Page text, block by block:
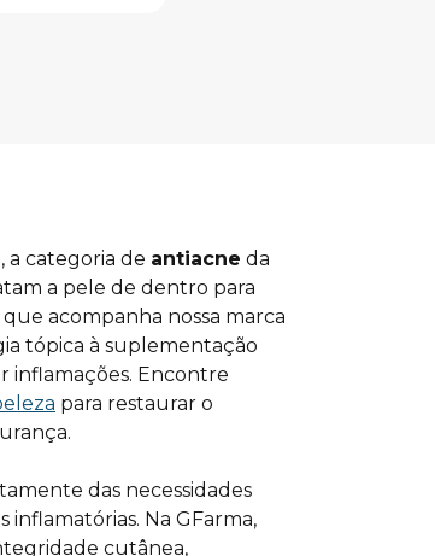
a categoria de antiacne da
a pele de dentro para
acompanha nossa marca
tópica à suplementação
inflamações. Encontre
para restaurar o
das necessidades
inflamatórias. Na GFarma,
cutânea,